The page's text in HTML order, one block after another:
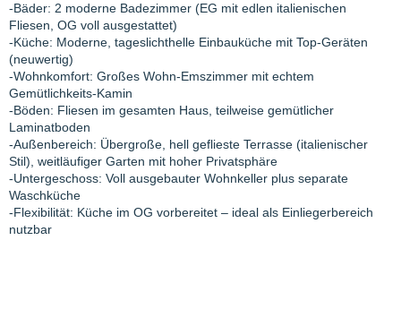
-Bäder: 2 moderne Badezimmer (EG mit edlen italienischen
Fliesen, OG voll ausgestattet)
-Küche: Moderne, tageslichthelle Einbauküche mit Top-Geräten
(neuwertig)
-Wohnkomfort: Großes Wohn-Emszimmer mit echtem
Gemütlichkeits-Kamin
-Böden: Fliesen im gesamten Haus, teilweise gemütlicher
Laminatboden
-Außenbereich: Übergroße, hell geflieste Terrasse (italienischer
Stil), weitläufiger Garten mit hoher Privatsphäre
-Untergeschoss: Voll ausgebauter Wohnkeller plus separate
Waschküche
-Flexibilität: Küche im OG vorbereitet – ideal als Einliegerbereich
nutzbar